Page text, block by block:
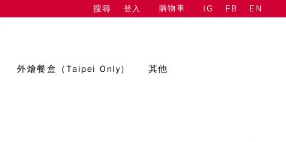
搜尋 登入 購物車 IG FB EN
外燴餐盒（Taipei Only） 其他